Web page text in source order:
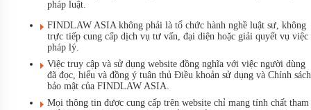
pháp luật.
FINDLAW ASIA không phải là tổ chức hành nghề luật sư, không
trực tiếp cung cấp dịch vụ tư vấn, đại diện hoặc giải quyết vụ việc
pháp lý.
Việc truy cập và sử dụng website đồng nghĩa với việc người dùng
đã đọc, hiểu và đồng ý tuân thủ Điều khoản sử dụng và Chính sách
bảo mật của FINDLAW ASIA.
Mọi thông tin được cung cấp trên website chỉ mang tính chất tham